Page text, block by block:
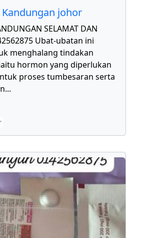
johor
SELAMAT DAN
Ubat-ubatan ini
menghalang tindakan
hormon yang diperlukan
proses tumbesaran serta
...